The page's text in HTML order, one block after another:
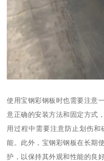
使用宝钢彩钢板时也需要注意
意正确的安装方法和固定方式
用过程中需要注意防止划伤
能。此外，宝钢彩钢板在长期
护，以保持其外观和性能的良